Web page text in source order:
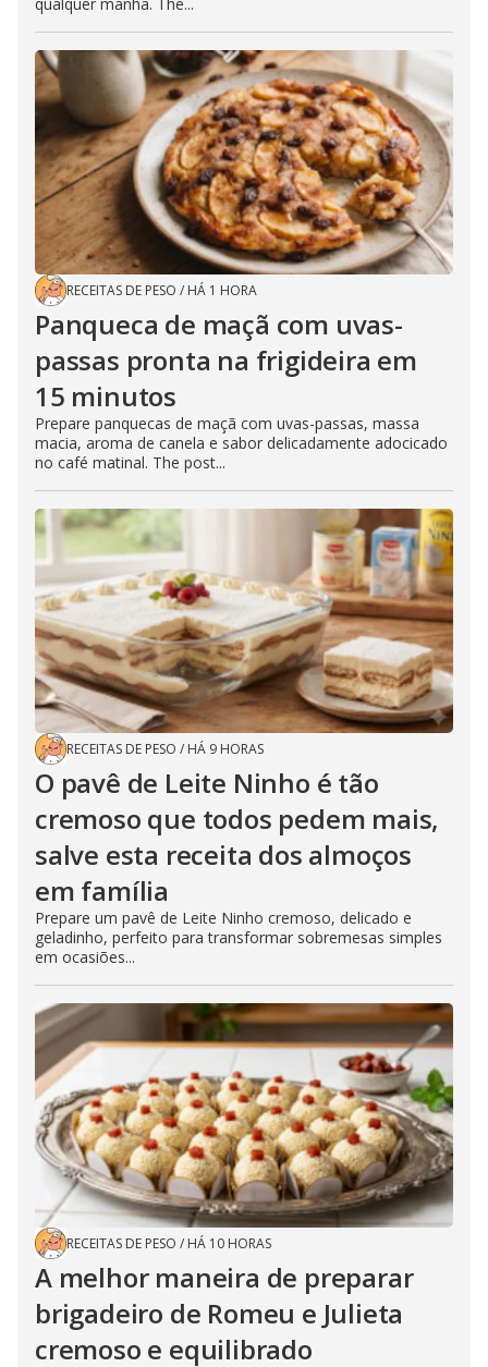
RECEITAS DE PESO / HÁ 1 HORA
Panqueca de maçã com uvas-
passas pronta na frigideira em
15 minutos
Prepare panquecas de maçã com uvas-passas, massa
macia, aroma de canela e sabor delicadamente adocicado
no café matinal. The post...
RECEITAS DE PESO / HÁ 9 HORAS
O pavê de Leite Ninho é tão
cremoso que todos pedem mais,
salve esta receita dos almoços
em família
Prepare um pavê de Leite Ninho cremoso, delicado e
geladinho, perfeito para transformar sobremesas simples
em ocasiões...
RECEITAS DE PESO / HÁ 10 HORAS
A melhor maneira de preparar
brigadeiro de Romeu e Julieta
cremoso e equilibrado